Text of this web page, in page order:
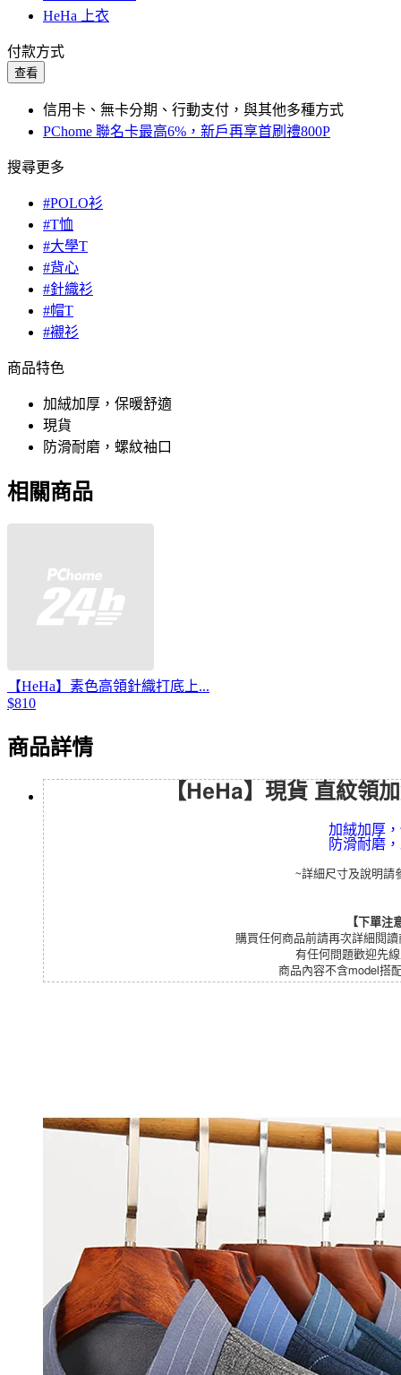
HeHa 上衣
付款方式
查看
信用卡、無卡分期、行動支付，與其他多種方式
PChome 聯名卡最高6%，新戶再享首刷禮800P
搜尋更多
#POLO衫
#T恤
#大學T
#背心
#針織衫
#帽T
#襯衫
商品特色
加絨加厚，保暖舒適
現貨
防滑耐磨，螺紋袖口
相關商品
【HeHa】素色高領針織打底上...
$810
商品詳情
【HeHa】 現貨直紋領加
加絨加厚
防滑耐磨
~詳細尺寸及說明請
【下單注
購買任何商品前請再次詳細閱
有任何問題歡迎先
商品內容不含model搭